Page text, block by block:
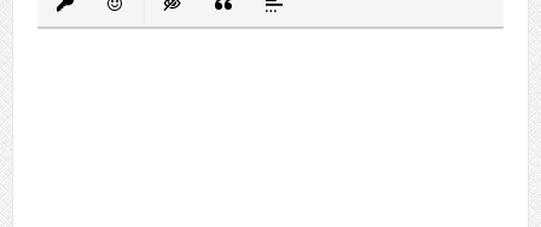
Вставить защищенную ссылку
Вставить смайлик
Вставка скрытого текста
Вставка цитаты
Вставка спойлера